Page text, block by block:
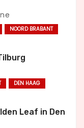
NOORD BRABANT
DEN HAAG
Leaf in Den